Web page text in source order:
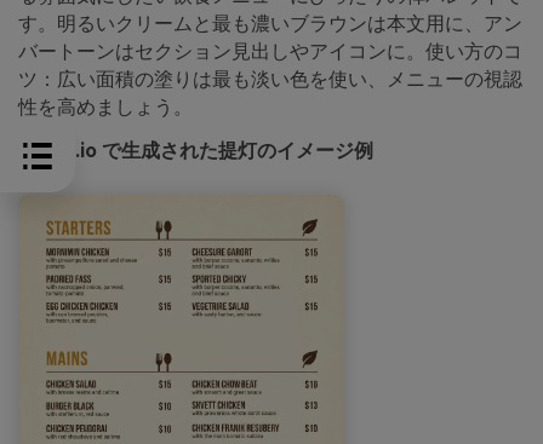
す。明るいクリームと最も濃いブラウンは本文用に、アン
バートーンはセクション見出しやアイコンに。使い方のコ
ツ：広い面積の塗りは最も淡い色を使い、メニューの視認
性を高めましょう。
media.io で生成された提灯のイメージ例